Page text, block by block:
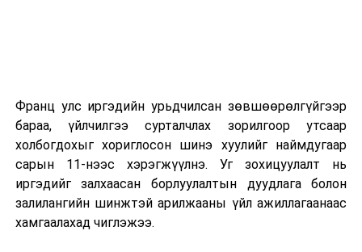
2026 оны 9 дүгээр сарын 13-наас оюутнуудыг
дотуур байранд оруулж эхэлнэ.
Сургууль, цэцэрлэгийн үйл ажиллагааны
зохицуулалт
2026 оны 8 дугаар сарын 17–28-ны өдрүүдэд
Франц улс иргэдийн урьдчилсан зөвшөөрөлгүйгээр
бараа, үйлчилгээ сурталчлах зорилгоор утсаар
холбогдохыг хориглосон шинэ хуулийг наймдугаар
сарын 11-нээс хэрэгжүүлнэ. Уг зохицуулалт нь
иргэдийг залхаасан борлуулалтын дуудлага болон
залилангийн шинжтэй арилжааны үйл ажиллагаанаас
хамгаалахад чиглэжээ.